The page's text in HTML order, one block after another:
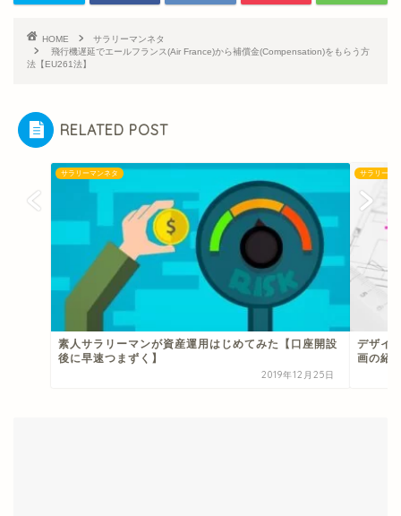
HOME
サラリーマンネタ
飛行機遅延でエールフランス(Air France)から補償金(Compensation)をもらう方
法【EU261法】
RELATED POST
サラリーマンネタ
素人サラリーマンが資産運用はじめてみた【口座開設
後に早速つまずく】
2019年12月25日
サラリーマ
デザイ
画の紹